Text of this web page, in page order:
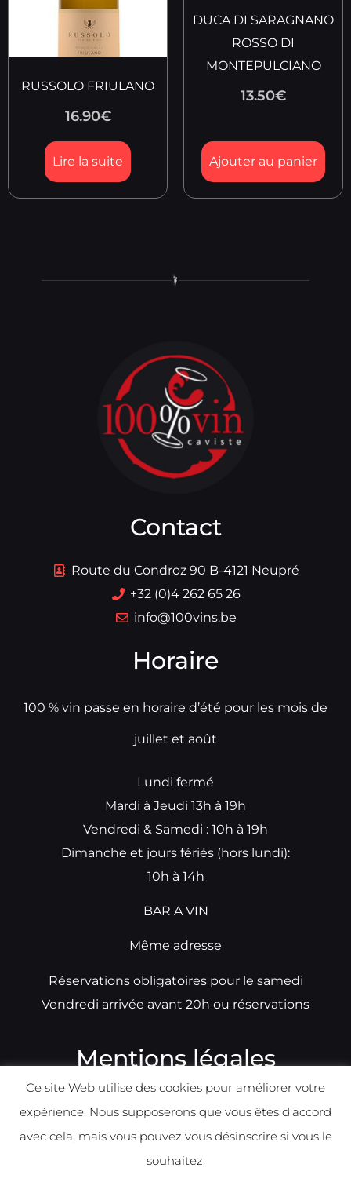
RUSSOLO FRIULANO
16.90€
Lire la suite
DUCA DI SARAGNANO
ROSSO DI
MONTEPULCIANO
13.50€
Ajouter au panier
Contact
Route du Condroz 90 B-4121 Neupré
+32 (0)4 262 65 26
info@100vins.be
Horaire
100 % vin passe en horaire d’été pour les mois de
juillet et août
Lundi fermé
Mardi à Jeudi 13h à 19h
Vendredi & Samedi : 10h à 19h
Dimanche et jours fériés (hors lundi):
10h à 14h
BAR A VIN
Même adresse
Réservations obligatoires pour le samedi
Vendredi arrivée avant 20h ou réservations
Mentions légales
Ce site Web utilise des cookies pour améliorer votre
expérience. Nous supposerons que vous êtes d'accord
avec cela, mais vous pouvez vous désinscrire si vous le
souhaitez.